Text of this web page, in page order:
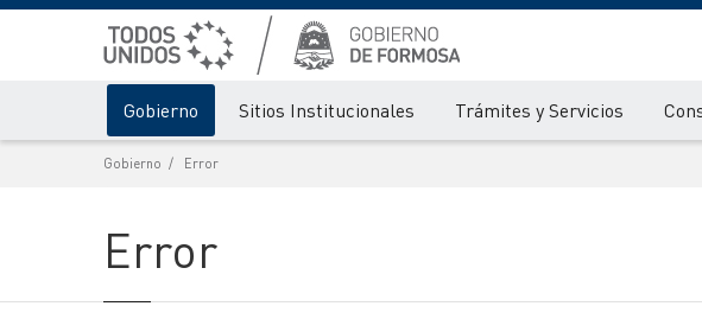
Gobierno Sitios Institucionales Trámites y Servicios
Gobierno Error
Error